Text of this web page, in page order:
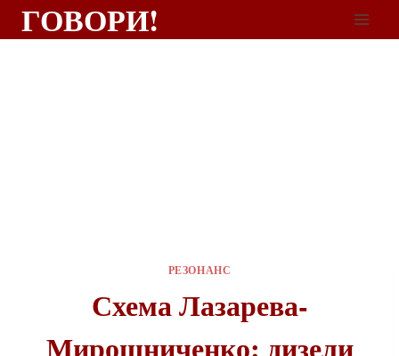
ГОВОРИ!
РЕЗОНАНС
Схема Лазарева-
Мирошниченко: дизели